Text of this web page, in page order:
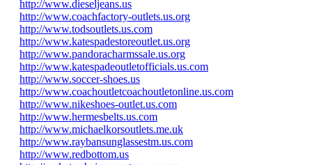
http://www.dieseljeans.us
http://www.coachfactory-outlets.us.org
http://www.todsoutlets.us.com
http://www.katespadestoreoutlet.us.org
http://www.pandoracharmssale.us.org
http://www.katespadeoutletofficials.us.com
http://www.soccer-shoes.us
http://www.coachoutletcoachoutletonline.us.com
http://www.nikeshoes-outlet.us.com
http://www.hermesbelts.us.com
http://www.michaelkorsoutlets.me.uk
http://www.raybansunglassestm.us.com
http://www.redbottom.us